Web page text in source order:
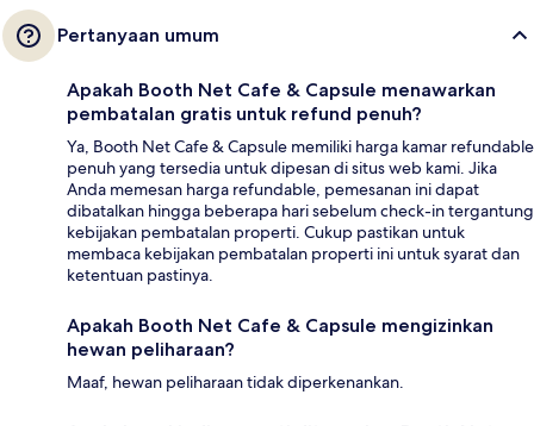
Pertanyaan umum
Apakah Booth Net Cafe & Capsule menawarkan
pembatalan gratis untuk refund penuh?
Ya, Booth Net Cafe & Capsule memiliki harga kamar refundable
penuh yang tersedia untuk dipesan di situs web kami. Jika
Anda memesan harga refundable, pemesanan ini dapat
dibatalkan hingga beberapa hari sebelum check-in tergantung
kebijakan pembatalan properti. Cukup pastikan untuk
membaca kebijakan pembatalan properti ini untuk syarat dan
ketentuan pastinya.
Apakah Booth Net Cafe & Capsule mengizinkan
hewan peliharaan?
Maaf, hewan peliharaan tidak diperkenankan.